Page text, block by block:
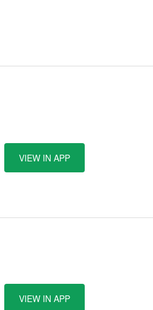
VIEW IN APP
VIEW IN APP